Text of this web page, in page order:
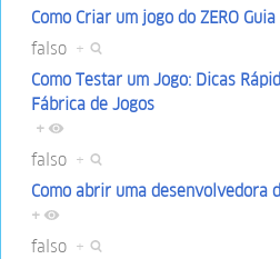
Como Criar um jogo do ZERO
falso +
Como Testar um Jogo: Dicas
Fábrica de Jogos
+
falso +
Como abrir uma desenvolvedora
+
falso +